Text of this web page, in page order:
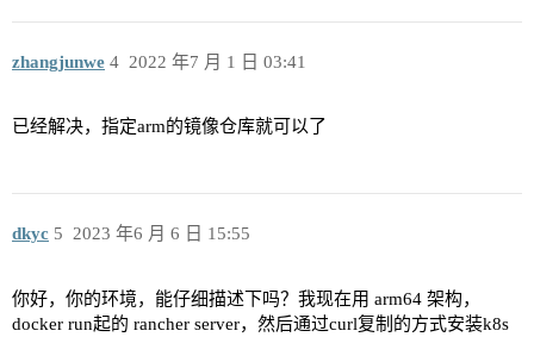
zhangjunwe 2022 年7 月 1 日 03:41
4
已经解决，指定arm的镜像仓库就可以了
dkyc 2023 年6 月 6 日 15:55
5
你好，你的环境，能仔细描述下吗？我现在用 arm64 架构，
docker run起的 rancher server，然后通过curl复制的方式安装k8s